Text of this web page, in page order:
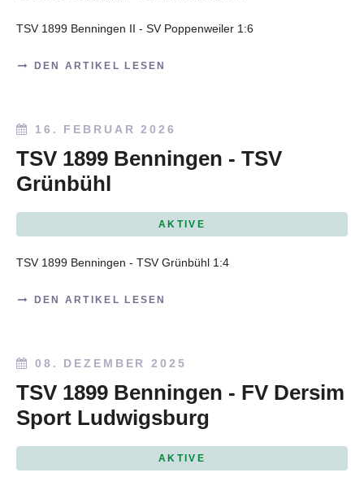
TSV 1899 Benningen II - SV Poppenweiler 1:6
DEN ARTIKEL LESEN
16. FEBRUAR 2026
TSV 1899 Benningen - TSV
Grünbühl
AKTIVE
TSV 1899 Benningen - TSV Grünbühl 1:4
DEN ARTIKEL LESEN
08. DEZEMBER 2025
TSV 1899 Benningen - FV Dersim
Sport Ludwigsburg
AKTIVE